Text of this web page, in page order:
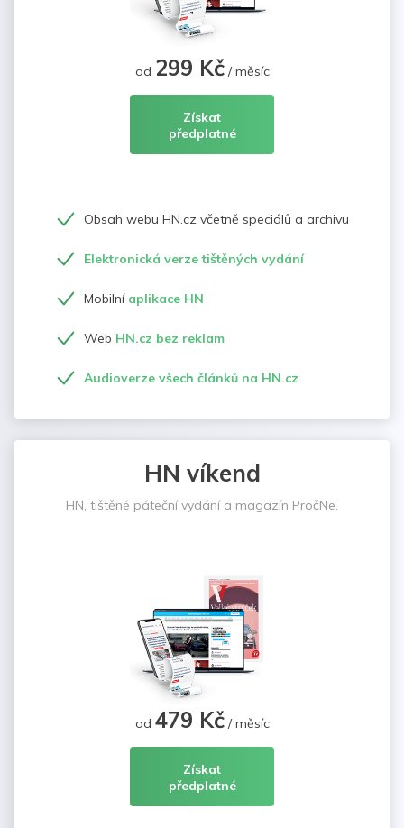
od 299 Kč/ měsíc
Získat
předplatné
Obsah webu HN.cz včetně speciálů a archivu
Elektronická verze tištěných vydání
Mobilní aplikace HN
Web HN.cz bez reklam
Audioverze všech článků na HN.cz
HN víkend
HN, tištěné páteční vydání a magazín PročNe.
od 479 Kč/ měsíc
Získat
předplatné